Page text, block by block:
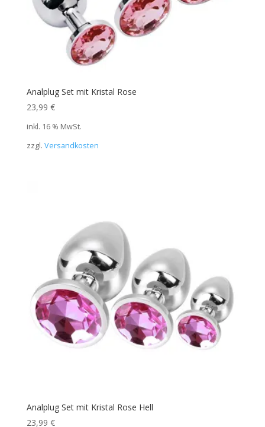
Analplug Set mit Kristal Rose
23,99 €
inkl. 16 % MwSt.
zzgl. Versandkosten
Analplug Set mit Kristal Rose Hell
23,99 €